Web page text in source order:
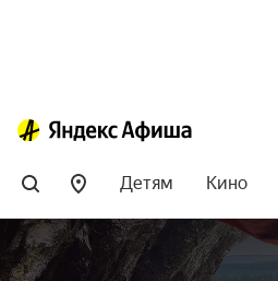
Детям Кино